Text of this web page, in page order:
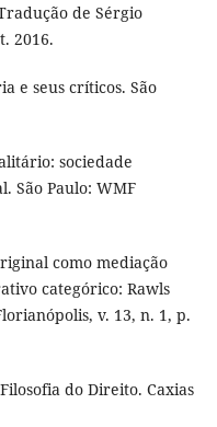
de Sérgio
2016.
e seus críticos. São
sociedade
São Paulo: WMF
como mediação
categórico: Rawls
v. 13, n. 1, p.
do Direito. Caxias